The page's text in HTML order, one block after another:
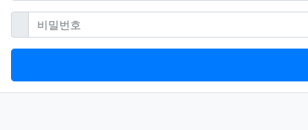
비밀번호필수